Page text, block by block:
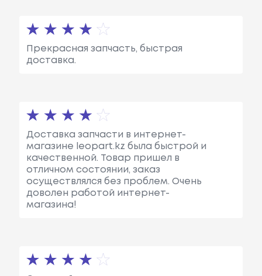
Прекрасная запчасть, быстрая
доставка.
Доставка запчасти в интернет-
магазине leopart.kz была быстрой и
качественной. Товар пришел в
отличном состоянии, заказ
осуществлялся без проблем. Очень
доволен работой интернет-
магазина!